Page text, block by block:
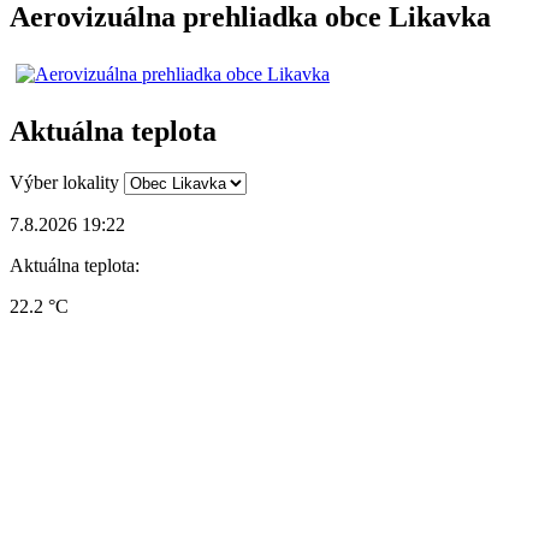
Aerovizuálna prehliadka obce Likavka
Aktuálna teplota
Výber lokality
7.8.2026 19:22
Aktuálna teplota:
22.2 °C